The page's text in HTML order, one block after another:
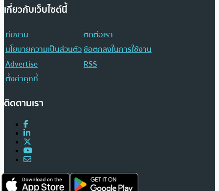
เกี่ยวกับเว็บไซต์นี้
ทีมงาน
ติดต่อเรา
นโยบายความเป็นส่วนตัวข้อตกลงในการใช้งาน
Advertise
RSS
ตั้งค่าคุกกี้
ติดตามเรา